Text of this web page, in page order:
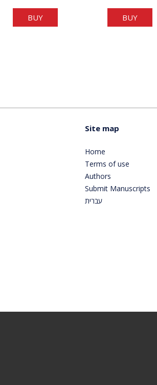
BUY BUY
Site map
Home
Terms of use
Authors
Submit Manuscripts
עברית